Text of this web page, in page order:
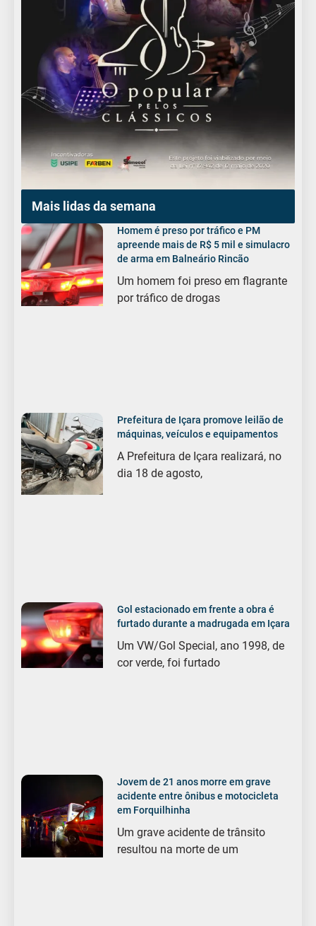
Mais lidas da semana
Homem é preso por tráfico e PM
apreende mais de R$ 5 mil e simulacro
de arma em Balneário Rincão
Um homem foi preso em flagrante
por tráfico de drogas
Prefeitura de Içara promove leilão de
máquinas, veículos e equipamentos
A Prefeitura de Içara realizará, no
dia 18 de agosto,
Gol estacionado em frente a obra é
furtado durante a madrugada em Içara
Um VW/Gol Special, ano 1998, de
cor verde, foi furtado
Jovem de 21 anos morre em grave
acidente entre ônibus e motocicleta
em Forquilhinha
Um grave acidente de trânsito
resultou na morte de um